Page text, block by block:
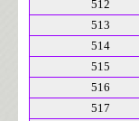
512
513
514
515
516
517